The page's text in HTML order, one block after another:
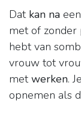
Dat kan na
met of zonder
hebt van
vrouw tot
metwerken.
opnemen als